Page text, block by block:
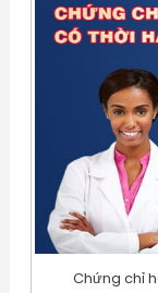
Chứng chỉ